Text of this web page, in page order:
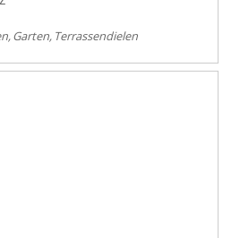
Garten Terrassendielen